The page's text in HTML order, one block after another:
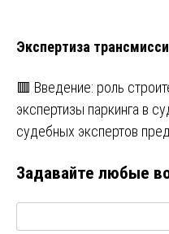
Экспертиза
🟥 Введение: роль
экспертизы паркинга в
судебных экспертов
Задавайте любые